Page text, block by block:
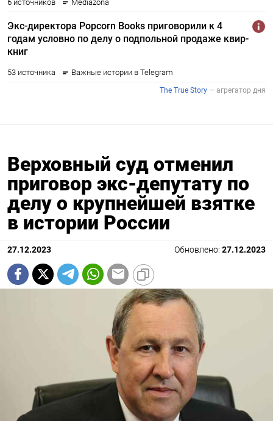
Верховный суд отменил
приговор экс-депутату по
делу о крупнейшей взятке
в истории России
27.12.2023 Обновлено: 27.12.2023